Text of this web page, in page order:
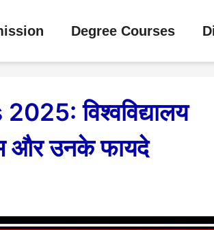
Degree Courses
विश्वविद्यालय
और उनके फायदे